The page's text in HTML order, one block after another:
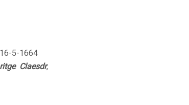
5-1664
Claesdr,